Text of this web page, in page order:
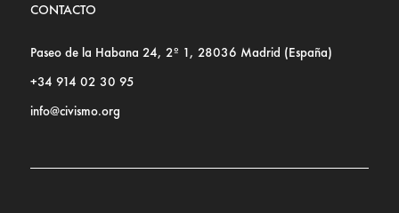
CONTACTO
Paseo de la Habana 24, 2º 1, 28036 Madrid (España)
+34 914 02 30 95
info@civismo.org